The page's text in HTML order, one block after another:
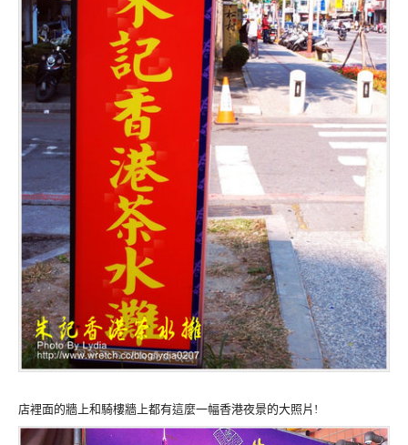
店裡面的牆上和騎樓牆上都有這麼一幅香港夜景的大照片!